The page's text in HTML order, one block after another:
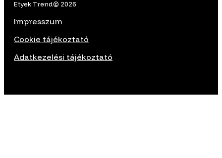
Etyek Trend© 2026
Impresszum
Cookie tájékoztató
Adatkezelési tájékoztató